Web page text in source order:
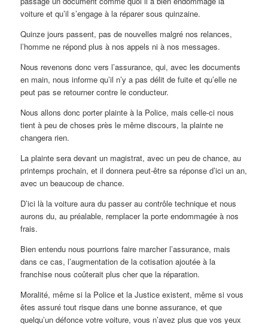
voiture et qu’il s’engage à la réparer sous quinzaine.
Quinze jours passent, pas de nouvelles malgré nos relances,
l’homme ne répond plus à nos appels ni à nos messages.
Nous revenons donc vers l’assurance, qui, avec les documents
en main, nous informe qu’il n’y a pas délit de fuite et qu’elle ne
peut pas se retourner contre le conducteur.
Nous allons donc porter plainte à la Police, mais celle-ci nous
tient à peu de choses près le même discours, la plainte ne
changera rien.
La plainte sera devant un magistrat, avec un peu de chance, au
printemps prochain, et il donnera peut-être sa réponse d’ici un an,
avec un beaucoup de chance.
D’ici là la voiture aura du passer au contrôle technique et nous
aurons du, au préalable, remplacer la porte endommagée à nos
frais.
Bien entendu nous pourrions faire marcher l’assurance, mais
dans ce cas, l’augmentation de la cotisation ajoutée à la
franchise nous coûterait plus cher que la réparation.
Moralité, même si la Police et la Justice existent, même si vous
êtes assuré tout risque dans une bonne assurance, et que
quelqu’un défonce votre voiture, vous n’avez plus que vos yeux